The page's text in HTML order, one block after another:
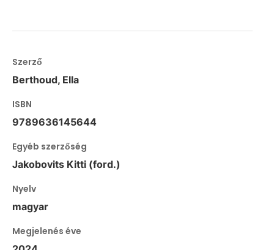
Szerző
Berthoud, Ella
ISBN
9789636145644
Egyéb szerzőség
Jakobovits Kitti (ford.)
Nyelv
magyar
Megjelenés éve